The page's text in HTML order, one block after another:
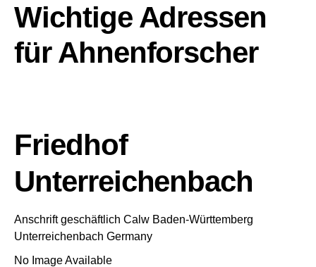
Wichtige Adressen
für Ahnenforscher
Friedhof
Unterreichenbach
Anschrift geschäftlich Calw Baden-Württemberg
Unterreichenbach Germany
No Image Available